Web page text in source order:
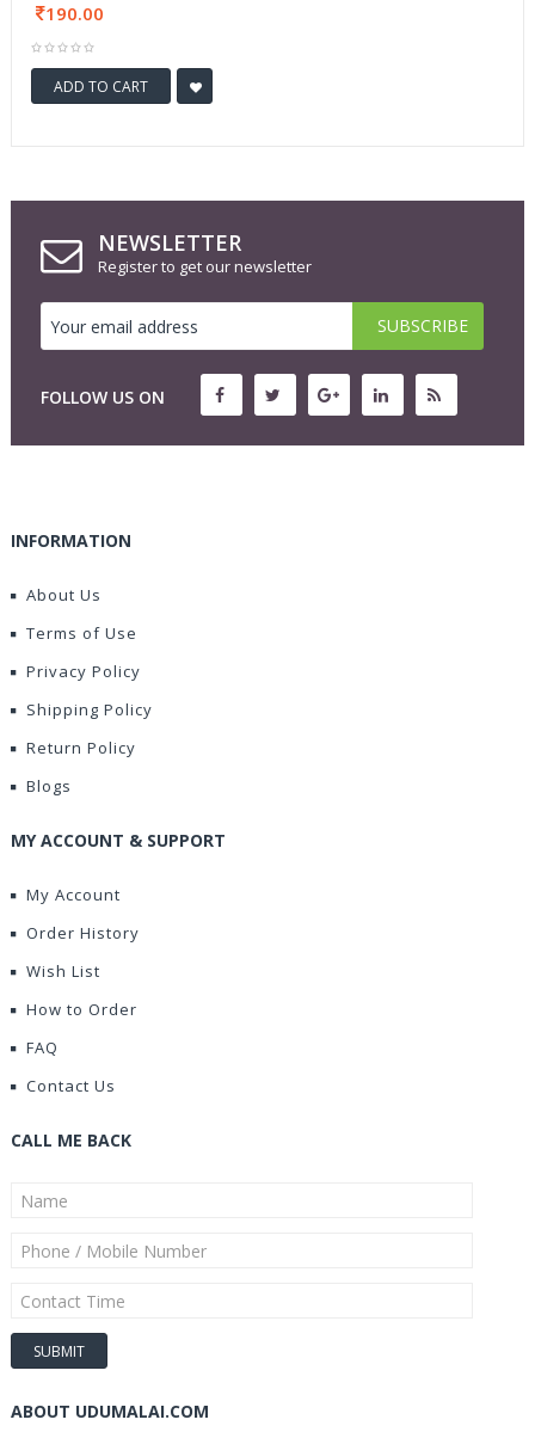
190.00
ADD TO CART
NEWSLETTER
Register to get our newsletter
FOLLOW US ON
INFORMATION
About Us
Terms of Use
Privacy Policy
Shipping Policy
Return Policy
Blogs
MY ACCOUNT & SUPPORT
My Account
Order History
Wish List
How to Order
FAQ
Contact Us
CALL ME BACK
ABOUT UDUMALAI.COM